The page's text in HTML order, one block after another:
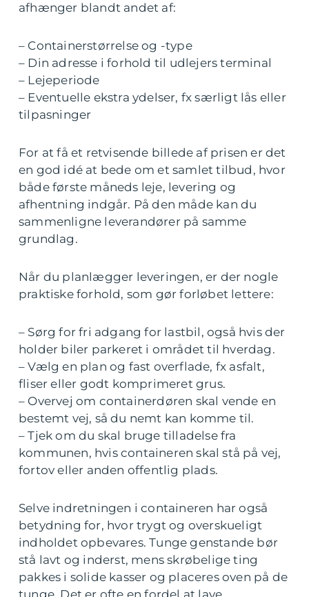
afhænger blandt andet af:
– Containerstørrelse og -type
– Din adresse i forhold til udlejers terminal
– Lejeperiode
– Eventuelle ekstra ydelser, fx særligt lås eller
tilpasninger
For at få et retvisende billede af prisen er det
en god idé at bede om et samlet tilbud, hvor
både første måneds leje, levering og
afhentning indgår. På den måde kan du
sammenligne leverandører på samme
grundlag.
Når du planlægger leveringen, er der nogle
praktiske forhold, som gør forløbet lettere:
– Sørg for fri adgang for lastbil, også hvis der
holder biler parkeret i området til hverdag.
– Vælg en plan og fast overflade, fx asfalt,
fliser eller godt komprimeret grus.
– Overvej om containerdøren skal vende en
bestemt vej, så du nemt kan komme til.
– Tjek om du skal bruge tilladelse fra
kommunen, hvis containeren skal stå på vej,
fortov eller anden offentlig plads.
Selve indretningen i containeren har også
betydning for, hvor trygt og overskueligt
indholdet opbevares. Tunge genstande bør
stå lavt og inderst, mens skrøbelige ting
pakkes i solide kasser og placeres oven på de